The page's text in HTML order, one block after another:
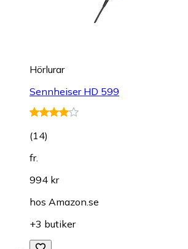
Hörlurar
Sennheiser HD 599
(14)
fr.
994 kr
hos Amazon.se
+3 butiker